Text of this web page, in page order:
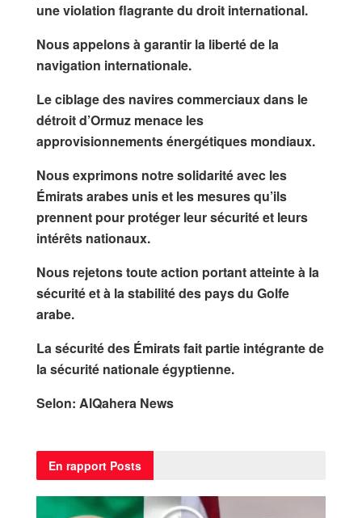
une violation flagrante du droit international.
Nous appelons à garantir la liberté de la
navigation internationale.
Le ciblage des navires commerciaux dans le
détroit d’Ormuz menace les
approvisionnements énergétiques mondiaux.
Nous exprimons notre solidarité avec les
Émirats arabes unis et les mesures qu’ils
prennent pour protéger leur sécurité et leurs
intérêts nationaux.
Nous rejetons toute action portant atteinte à la
sécurité et à la stabilité des pays du Golfe
arabe.
La sécurité des Émirats fait partie intégrante de
la sécurité nationale égyptienne.
Selon: AlQahera News
En rapport Posts